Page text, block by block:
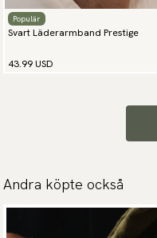
Populär
Svart Läderarmband Prestige
43.99 USD
Andra köpte också